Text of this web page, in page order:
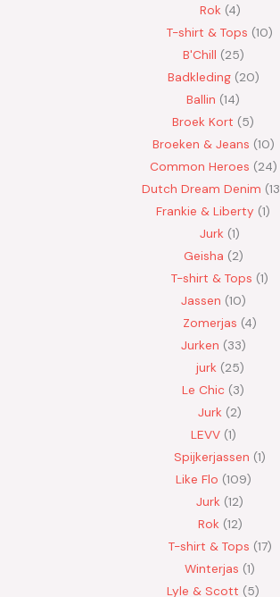
Rok 4
T-shirt & Tops 10
B'Chill 25
Badkleding 20
Ballin 14
Broek Kort 5
Broeken & Jeans 10
Common Heroes 24
Dutch Dream Denim 13
Frankie & Liberty 1
Jurk 1
Geisha 2
T-shirt & Tops 1
Jassen 10
Zomerjas 4
Jurken 33
jurk 25
Le Chic 3
Jurk 2
LEVV 1
Spijkerjassen 1
Like Flo 109
Jurk 12
Rok 12
T-shirt & Tops 17
Winterjas 1
Lyle & Scott 5